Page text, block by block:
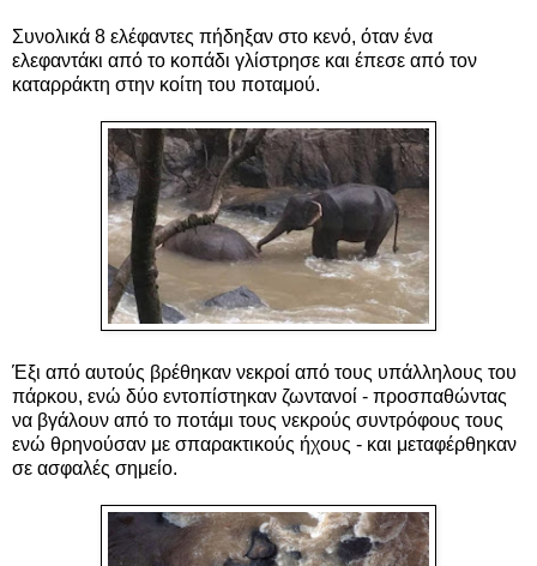
Συνολικά 8 ελέφαντες πήδηξαν στο κενό, όταν ένα
ελεφαντάκι από το κοπάδι γλίστρησε και έπεσε από τον
καταρράκτη στην κοίτη του ποταμού.
Έξι από αυτούς βρέθηκαν νεκροί από τους υπάλληλους του
πάρκου, ενώ δύο εντοπίστηκαν ζωντανοί - προσπαθώντας
να βγάλουν από το ποτάμι τους νεκρούς συντρόφους τους
ενώ θρηνούσαν με σπαρακτικούς ήχους - και μεταφέρθηκαν
σε ασφαλές σημείο.